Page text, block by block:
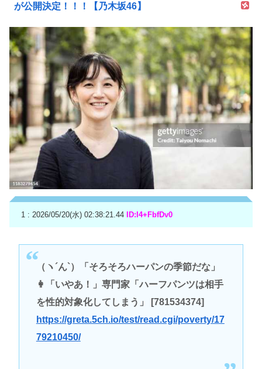
が公開決定！！！【乃木坂46】
1 : 2026/05/20(水) 02:38:21.44 ID:I4+FbfDv0
（ヽ´ん`）「そろそろハーパンの季節だな」
👩「いやあ！」専門家「ハーフパンツは相手
を性的対象化してしまう」 [781534374]
https://greta.5ch.io/test/read.cgi/poverty/17
79210450/